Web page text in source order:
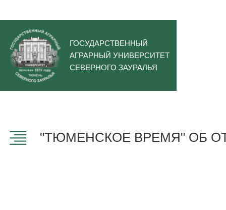
ГОСУДАРСТВЕННЫЙ
АГРАРНЫЙ УНИВЕРСИТЕТ
СЕВЕРНОГО ЗАУРАЛЬЯ
"ТЮМЕНСКОЕ ВРЕМЯ" ОБ